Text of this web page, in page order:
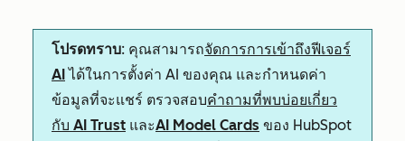
โปรดทราบ: คุณสามารถจัดการการเข้าถึงฟีเจอร์
AIได้ในการตั้งค่า AI ของคุณ และกำหนดค่า
ข้อมูลที่จะแชร์ ตรวจสอบคำถามที่พบบ่อยเกี่ยว
กับ AI Trust และAI Model Cards ของ HubSpot